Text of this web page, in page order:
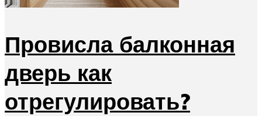
Провисла балконная
дверь как
отрегулировать?